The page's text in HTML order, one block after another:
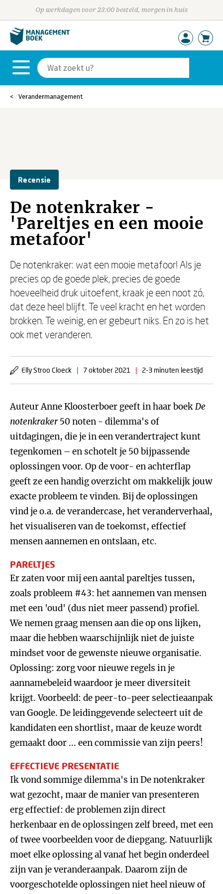
Op werkdagen voor 23:00 besteld, morgen in huis
Verandermanagement
Recensie
De notenkraker -
'Pareltjes en een mooie
metafoor'
De notenkraker: wat een mooie metafoor! Als je
precies op de goede plek, precies de goede
hoeveelheid druk uitoefent, kraak je een noot zó,
dat deze heel blijft. Te veel kracht en het worden
brokken. Te weinig, en er gebeurt niks. En zo is het
ook met veranderen.
Elly Stroo Cloeck | 7 oktober 2021 | 2-3 minuten leestijd
Auteur Anne Kloosterboer geeft in haar boekDe
notenkraker50 noten - dilemma's of
uitdagingen, die je in een verandertraject kunt
tegenkomen – en schotelt je 50 bijpassende
oplossingen voor. Op de voor- en achterflap
geeft ze een handig overzicht om makkelijk jouw
exacte probleem te vinden. Bij de oplossingen
vind je o.a. de verandercase, het veranderverhaal,
het visualiseren van de toekomst, effectief
mensen aannemen en ontslaan, etc.
PARELTJES
Er zaten voor mij een aantal pareltjes tussen,
zoals probleem #43: het aannemen van mensen
met een 'oud' (dus niet meer passend) profiel.
We nemen graag mensen aan die op ons lijken,
maar die hebben waarschijnlijk niet de juiste
mindset voor de gewenste nieuwe organisatie.
Oplossing: zorg voor nieuwe regels in je
aannamebeleid waardoor je meer diversiteit
krijgt. Voorbeeld: de peer-to-peer selectieaanpak
van Google. De leidinggevende selecteert uit de
kandidaten een shortlist, maar de keuze wordt
gemaakt door ... een commissie van zijn peers!
EFFECTIEVE PRESENTATIE
Ik vond sommige dilemma's in De notenkraker
wat gezocht, maar de manier van presenteren
erg effectief: de problemen zijn direct
herkenbaar en de oplossingen zelf breed, met een
of twee voorbeelden voor de diepgang. Natuurlijk
moet elke oplossing al vanaf het begin onderdeel
zijn van je veranderaanpak. Daarom zijn de
voorgeschotelde oplossingen niet heel nieuw of